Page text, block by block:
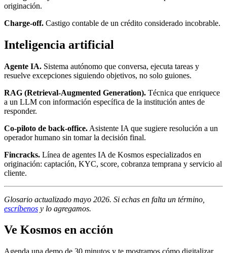
originación.
Charge-off. Castigo contable de un crédito considerado incobrable.
Inteligencia artificial
Agente IA. Sistema autónomo que conversa, ejecuta tareas y
resuelve excepciones siguiendo objetivos, no solo guiones.
RAG (Retrieval-Augmented Generation). Técnica que enriquece
a un LLM con información específica de la institución antes de
responder.
Co-piloto de back-office. Asistente IA que sugiere resolución a un
operador humano sin tomar la decisión final.
Fincracks. Línea de agentes IA de Kosmos especializados en
originación: captación, KYC, score, cobranza temprana y servicio al
cliente.
Glosario actualizado mayo 2026. Si echas en falta un término,
escríbenos y lo agregamos.
Ve Kosmos en acción